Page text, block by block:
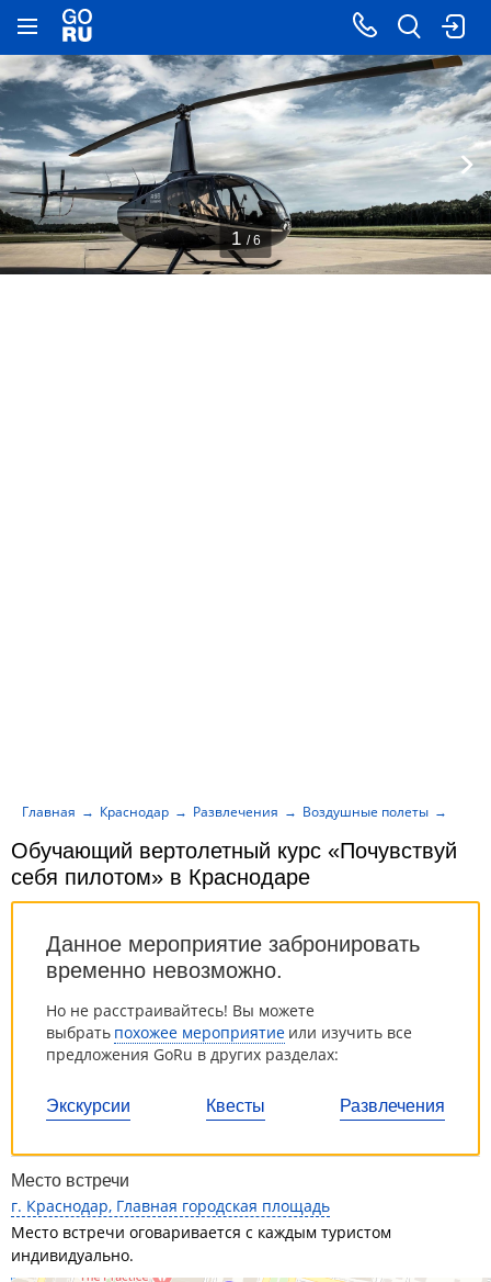
Данное мероприятие забронировать
временно невозможно.
Но не расстраивайтесь! Вы можете
выбрать похожее мероприятие или изучить все
предложения GoRu в других разделах:
Экскурсии Квесты Развлечения
Обучающий вертолетный курс «Почувствуй
себя пилотом» в Краснодаре
Главная Краснодар Развлечения Воздушные полеты
1 / 6
Место встречи
г. Краснодар, Главная городская площадь
Место встречи оговаривается с каждым туристом
индивидуально.